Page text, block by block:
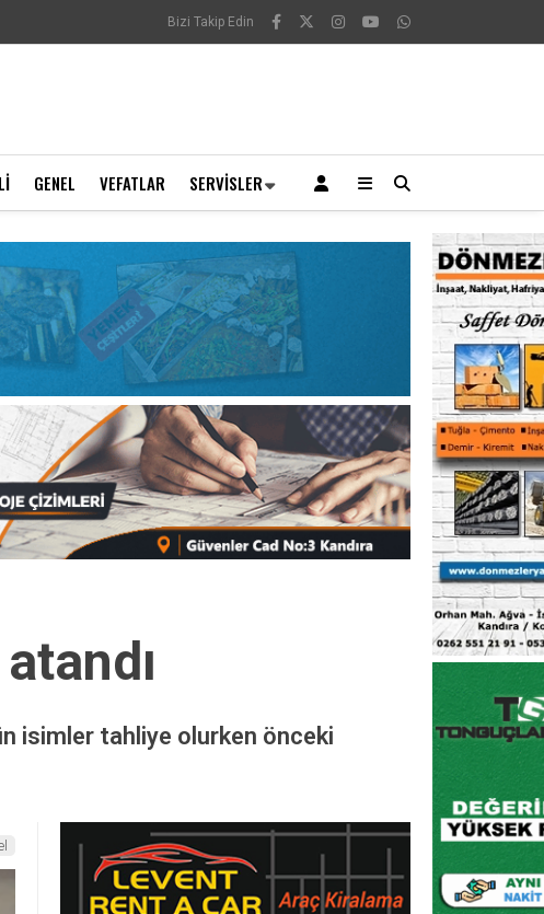
Bizi Takip Edin
GENEL VEFATLAR SERVISLER
isimler tahliye olurken önceki